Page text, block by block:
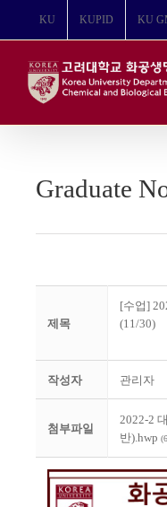
뛰
KU KUPID KU
Graduate
제목
[수업]
(11/30)
작성자 관리자
첨부파일
2022-2
반).hwp